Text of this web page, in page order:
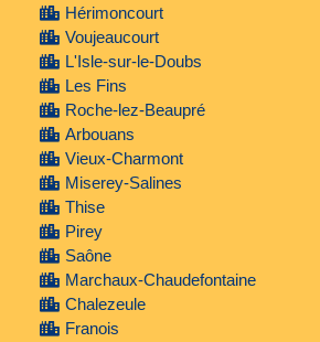
Hérimoncourt
Voujeaucourt
L'Isle-sur-le-Doubs
Les Fins
Roche-lez-Beaupré
Arbouans
Vieux-Charmont
Miserey-Salines
Thise
Pirey
Saône
Marchaux-Chaudefontaine
Chalezeule
Franois